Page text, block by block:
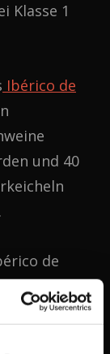
Klasse 1
Ibérico de
und 40
de
Eicheln
30